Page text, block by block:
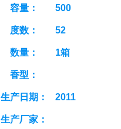
容量： 500
度数： 52
数量： 1箱
香型：
生产日期： 2011
生产厂家：